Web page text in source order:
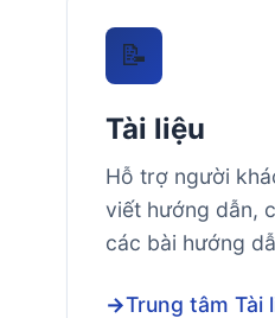
📝
Tài liệu
Hỗ trợ người
viết hướng dẫn,
các bài hướng
Trung tâm Tài